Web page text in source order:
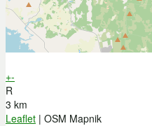
+-
R
3 km
Leaflet | OSM Mapnik